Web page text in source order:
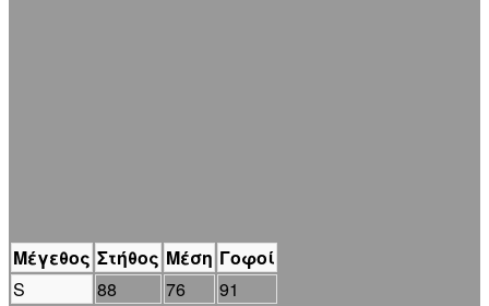
Μέγεθος Στήθος Μέση Γοφοί
S
88 76
91